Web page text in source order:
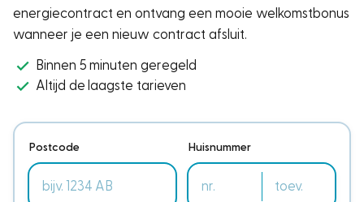
energiecontract en ontvang een mooie welkomstbonus
wanneer je een nieuw contract afsluit.
Binnen 5 minuten geregeld
Altijd de laagste tarieven
Postcode Huisnummer